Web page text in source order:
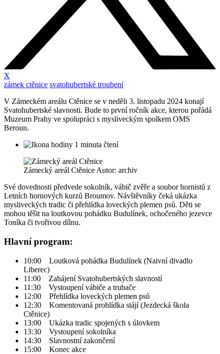
X
zámek ctěnice svatohubertské troubení
V Zámeckém areálu Ctěnice se v neděli 3. listopadu 2024 konají
Svatohubertské slavnosti. Bude to první ročník akce, kterou pořádá
Muzeum Prahy ve spolupráci s mysliveckým spolkem OMS
Beroun.
1 minuta čtení
Zámecký areál Ctěnice Autor: archiv
Své dovednosti předvede sokolník, vábič zvěře a soubor hornistů z
Letních hornových kurzů Broumov. Návštěvníky čeká ukázka
mysliveckých tradic či přehlídka loveckých plemen psů. Děti se
mohou těšit na loutkovou pohádku Budulínek, ochočeného jezevce
Toníka či tvořivou dílnu.
Hlavní program:
10:00 Loutková pohádka Budulínek (Naivní divadlo
Liberec)
11:00 Zahájení Svatohubertských slavností
11:30 Vystoupení vábiče a trubače
12:00 Přehlídka loveckých plemen psů
12:30 Komentovaná prohlídka stájí (Jezdecká škola
Ctěnice)
13:00 Ukázka tradic spojených s úlovkem
13:30 Vystoupení sokolníka
14:30 Slavnostní zakončení
15:00 Konec akce